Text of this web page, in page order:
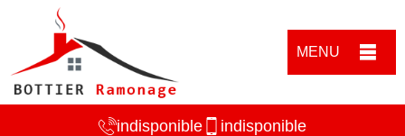
MENU
indisponible
indisponible